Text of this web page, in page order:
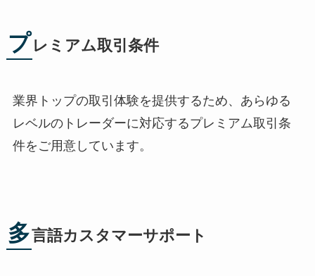
プ レミアム取引条件
業界トップの取引体験を提供するため、あらゆる
レベルのトレーダーに対応するプレミアム取引条
件をご用意しています。
多言語カスタマーサポート